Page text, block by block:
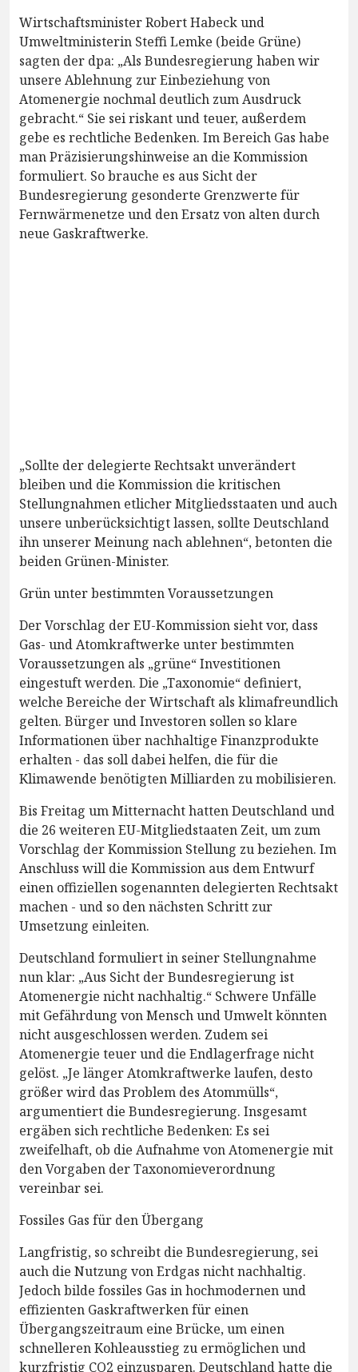
Wirtschaftsminister Robert Habeck und
Umweltministerin Steffi Lemke (beide Grüne)
sagten der dpa: „Als Bundesregierung haben wir
unsere Ablehnung zur Einbeziehung von
Atomenergie nochmal deutlich zum Ausdruck
gebracht.“ Sie sei riskant und teuer, außerdem
gebe es rechtliche Bedenken. Im Bereich Gas habe
man Präzisierungshinweise an die Kommission
formuliert. So brauche es aus Sicht der
Bundesregierung gesonderte Grenzwerte für
Fernwärmenetze und den Ersatz von alten durch
neue Gaskraftwerke.
„Sollte der delegierte Rechtsakt unverändert
bleiben und die Kommission die kritischen
Stellungnahmen etlicher Mitgliedsstaaten und auch
unsere unberücksichtigt lassen, sollte Deutschland
ihn unserer Meinung nach ablehnen“, betonten die
beiden Grünen-Minister.
Grün unter bestimmten Voraussetzungen
Der Vorschlag der EU-Kommission sieht vor, dass
Gas- und Atomkraftwerke unter bestimmten
Voraussetzungen als „grüne“ Investitionen
eingestuft werden. Die „Taxonomie“ definiert,
welche Bereiche der Wirtschaft als klimafreundlich
gelten. Bürger und Investoren sollen so klare
Informationen über nachhaltige Finanzprodukte
erhalten - das soll dabei helfen, die für die
Klimawende benötigten Milliarden zu mobilisieren.
Bis Freitag um Mitternacht hatten Deutschland und
die 26 weiteren EU-Mitgliedstaaten Zeit, um zum
Vorschlag der Kommission Stellung zu beziehen. Im
Anschluss will die Kommission aus dem Entwurf
einen offiziellen sogenannten delegierten Rechtsakt
machen - und so den nächsten Schritt zur
Umsetzung einleiten.
Deutschland formuliert in seiner Stellungnahme
nun klar: „Aus Sicht der Bundesregierung ist
Atomenergie nicht nachhaltig.“ Schwere Unfälle
mit Gefährdung von Mensch und Umwelt könnten
nicht ausgeschlossen werden. Zudem sei
Atomenergie teuer und die Endlagerfrage nicht
gelöst. „Je länger Atomkraftwerke laufen, desto
größer wird das Problem des Atommülls“,
argumentiert die Bundesregierung. Insgesamt
ergäben sich rechtliche Bedenken: Es sei
zweifelhaft, ob die Aufnahme von Atomenergie mit
den Vorgaben der Taxonomieverordnung
vereinbar sei.
Fossiles Gas für den Übergang
Langfristig, so schreibt die Bundesregierung, sei
auch die Nutzung von Erdgas nicht nachhaltig.
Jedoch bilde fossiles Gas in hochmodernen und
effizienten Gaskraftwerken für einen
Übergangszeitraum eine Brücke, um einen
schnelleren Kohleausstieg zu ermöglichen und
kurzfristig CO2 einzusparen. Deutschland hatte die